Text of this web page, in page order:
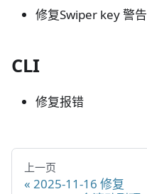
修复Swiper key 警告
CLI
修复报错
上一页
2025-11-16 修复